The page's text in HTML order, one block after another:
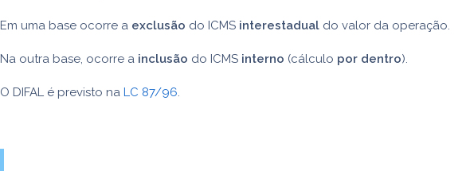
Em uma base ocorre a exclusão do ICMS interestadual do valor da operação.
Na outra base, ocorre a inclusão do ICMS interno (cálculo por dentro).
O DIFAL é previsto na LC 87/96